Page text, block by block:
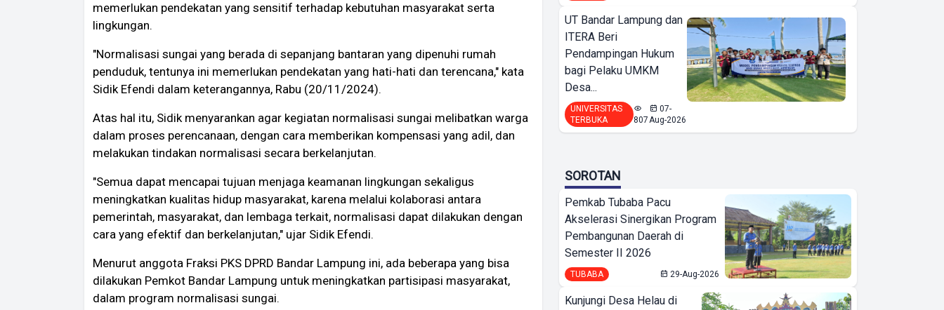
memerlukan pendekatan yang sensitif terhadap kebutuhan masyarakat serta
lingkungan.
"Normalisasi sungai yang berada di sepanjang bantaran yang dipenuhi rumah
penduduk, tentunya ini memerlukan pendekatan yang hati-hati dan terencana," kata
Sidik Efendi dalam keterangannya, Rabu (20/11/2024).
Atas hal itu, Sidik menyarankan agar kegiatan normalisasi sungai melibatkan warga
dalam proses perencanaan, dengan cara memberikan kompensasi yang adil, dan
melakukan tindakan normalisasi secara berkelanjutan.
"Semua dapat mencapai tujuan menjaga keamanan lingkungan sekaligus
meningkatkan kualitas hidup masyarakat, karena melalui kolaborasi antara
pemerintah, masyarakat, dan lembaga terkait, normalisasi dapat dilakukan dengan
cara yang efektif dan berkelanjutan," ujar Sidik Efendi.
Menurut anggota Fraksi PKS DPRD Bandar Lampung ini, ada beberapa yang bisa
dilakukan Pemkot Bandar Lampung untuk meningkatkan partisipasi masyarakat,
dalam program normalisasi sungai.
UT Bandar Lampung dan
ITERA Beri
Pendampingan Hukum
bagi Pelaku UMKM
Desa...
UNIVERSITAS
TERBUKA
807
07-
Aug-2026
SOROTAN
Pemkab Tubaba Pacu
Akselerasi Sinergikan Program
Pembangunan Daerah di
Semester II 2026
TUBABA 29-Aug-2026
Kunjungi Desa Helau di